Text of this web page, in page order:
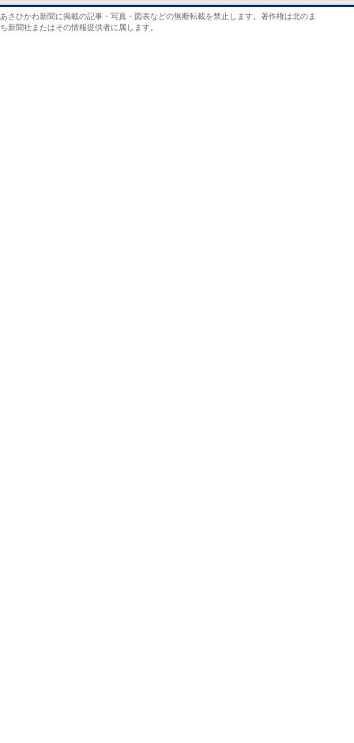
あさひかわ新聞に掲載の記事・写真・図表などの無断転載を禁止します。著作権は北のま
ち新聞社またはその情報提供者に属します。